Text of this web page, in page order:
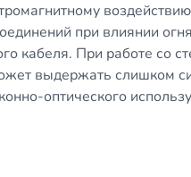
при влиянии
кабеля. При работе со
выдержать слишком
оптического